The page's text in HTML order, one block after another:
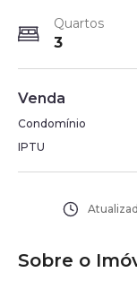
Quartos
3
Venda
Condomínio
IPTU
Sobre o